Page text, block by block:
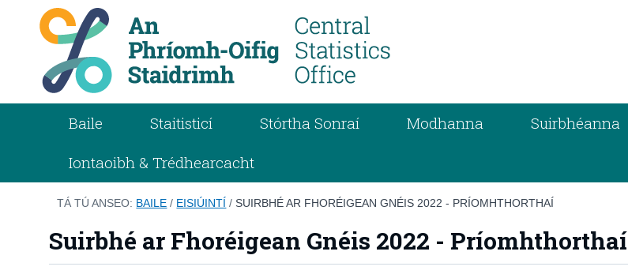
Baile Staitisticí Stórtha Sonraí Modhanna Suirbhéanna
Iontaoibh & Trédhearcacht
TÁ TÚ ANSEO: BAILE / EISIÚINTÍ /SUIRBHÉ AR FHORÉIGEAN GNÉIS 2022 - PRÍOMHTHORTHAÍ
Suirbhé ar Fhoréigean Gnéis 2022 - Príomhthorthaí